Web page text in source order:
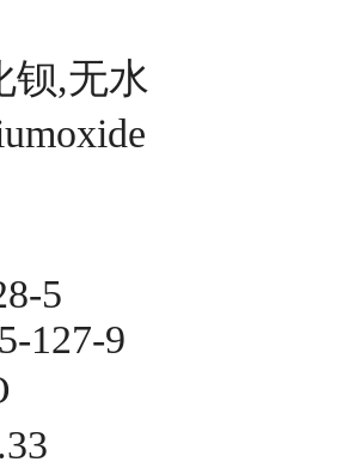
钡,无水
5
127-9